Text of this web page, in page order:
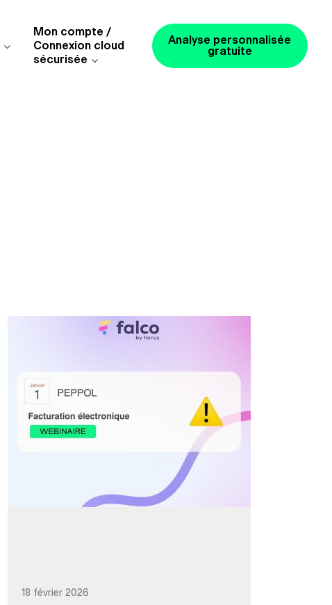
Mon compte /
Connexion cloud
sécurisée
Analyse personnalisée
gratuite
18 février 2026